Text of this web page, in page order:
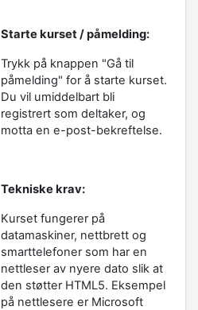
Starte kurset / påmelding:
Trykk på knappen "Gå til
påmelding" for å starte kurset.
Du vil umiddelbart bli
registrert som deltaker, og
motta en e-post-bekreftelse.
Tekniske krav:
Kurset fungerer på
datamaskiner, nettbrett og
smarttelefoner som har en
nettleser av nyere dato slik at
den støtter HTML5. Eksempel
på nettlesere er Microsoft